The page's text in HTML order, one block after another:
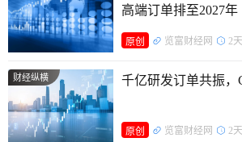
举国投资，垄断地位进一步巩
高端订单排至2027年
原创 览富财经网 2
财经纵横 千亿研发订单共振，
原创 览富财经网 2